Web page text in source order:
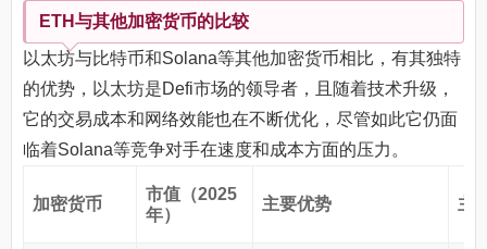
ETH与其他加密货币的比较
以太坊与比特币和Solana等其他加密货币相比，有其独特
的优势，以太坊是Defi市场的领导者，且随着技术升级，
它的交易成本和网络效能也在不断优化，尽管如此它仍面
临着Solana等竞争对手在速度和成本方面的压力。
加密货币
市值（2025
年）
主要优势 主